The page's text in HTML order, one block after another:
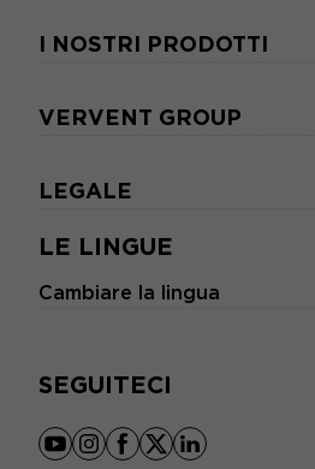
LE LINGUE
Cambiare la lingua
SEGUITECI
youtube
instagram
facebook
x linkedin
I NOSTRI PRODOTTI
VERVENT GROUP
LEGALE